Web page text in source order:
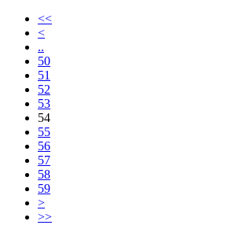
<<
<
..
50
51
52
53
54
55
56
57
58
59
>
>>